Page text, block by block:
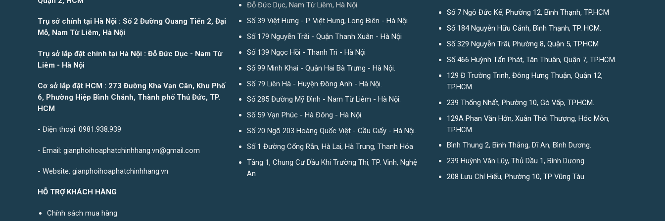
Trụ sở chính tại Hà Nội : Số 2 Đường Quang Tiến 2, Đại
Mỗ, Nam Từ Liêm, Hà Nội
Trụ sở lắp đặt chính tại Hà Nội : Đỗ Đức Dục - Nam Từ
Liêm - Hà Nội
Cơ sở lắp đặt HCM : 273 Đường Kha Vạn Cân, Khu Phố
6, Phường Hiệp Bình Chánh, Thành phố Thủ Đức, TP.
HCM
- Điện thoại: 0981.938.939
- Email: gianphoihoaphatchinhhang.vn@gmail.com
- Website: gianphoihoaphatchinhhang.vn
HỖ TRỢ KHÁCH HÀNG
Chính sách mua hàng
Đỗ Đức Dục, Nam Từ Liêm, Hà Nội
Số 39 Việt Hưng - P. Việt Hưng, Long Biên - Hà Nội
Số 179 Nguyễn Trãi - Quận Thanh Xuân - Hà Nội
Số 139 Ngọc Hồi - Thanh Trì - Hà Nội
Số 99 Minh Khai - Quận Hai Bà Trưng - Hà Nội.
Số 79 Liên Hà - Huyện Đông Anh - Hà Nội.
Số 285 Đường Mỹ Đình - Nam Từ Liêm - Hà Nội.
Số 59 Vạn Phúc - Hà Đông - Hà Nội.
Số 20 Ngõ 203 Hoàng Quốc Việt - Cầu Giấy - Hà Nội.
Số 1 Đường Cống Rắn, Hà Lai, Hà Trung, Thanh Hóa
Tầng 1, Chung Cư Dầu Khí Trường Thi, TP. Vinh, Nghệ
An
Số 7 Ngô Đức Kế, Phường 12, Bình Thạnh, TP.HCM
Số 184 Nguyễn Hữu Cảnh, Bình Thạnh, TP. HCM.
Số 329 Nguyễn Trãi, Phường 8, Quận 5, TP.HCM
Số 466 Huỳnh Tấn Phát, Tân Thuận, Quận 7, TP.HCM.
129 Đ Trường Trinh, Đông Hưng Thuận, Quận 12,
TP.HCM.
239 Thống Nhất, Phường 10, Gò Vấp, TP.HCM.
129A Phan Văn Hớn, Xuân Thới Thượng, Hóc Môn,
TP.HCM
Bình Thung 2, Bình Thắng, Dĩ An, Bình Dương.
239 Huỳnh Văn Lũy, Thủ Dầu 1, Bình Dương
208 Lưu Chí Hiếu, Phường 10, TP Vũng Tàu